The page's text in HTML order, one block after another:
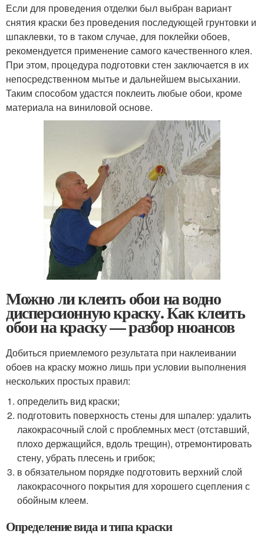
Если для проведения отделки был выбран вариант
снятия краски без проведения последующей грунтовки и
шпаклевки, то в таком случае, для поклейки обоев,
рекомендуется применение самого качественного клея.
При этом, процедура подготовки стен заключается в их
непосредственном мытье и дальнейшем высыхании.
Таким способом удастся поклеить любые обои, кроме
материала на виниловой основе.
Можно ли клеить обои на водно
дисперсионную краску. Как клеить
обои на краску — разбор нюансов
Добиться приемлемого результата при наклеивании
обоев на краску можно лишь при условии выполнения
нескольких простых правил:
определить вид краски;
подготовить поверхность стены для шпалер: удалить
лакокрасочный слой с проблемных мест (отставший,
плохо держащийся, вдоль трещин), отремонтировать
стену, убрать плесень и грибок;
в обязательном порядке подготовить верхний слой
лакокрасочного покрытия для хорошего сцепления с
обойным клеем.
Определение вида и типа краски